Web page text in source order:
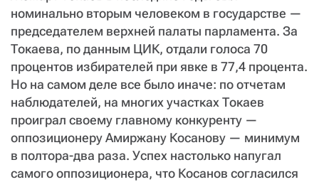
номинально вторым человеком в государстве —
председателем верхней палаты парламента. За
Токаева, по данным ЦИК, отдали голоса 70
процентов избирателей при явке в 77,4 процента.
Но на самом деле все было иначе: по отчетам
наблюдателей, на многих участках Токаев
проиграл своему главному конкуренту —
оппозиционеру Амиржану Косанову — минимум
в полтора-два раза. Успех настолько напугал
самого оппозиционера, что Косанов согласился